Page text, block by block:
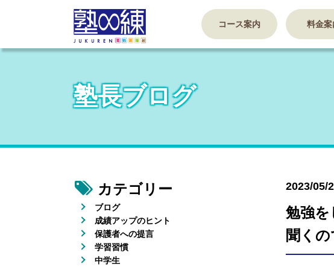
コース案内 料金案
塾長ブログ
2023/05/
勉強
聞く
カテゴリー
ブログ
成績アップのヒント
保護者への提言
学習習慣
中学生